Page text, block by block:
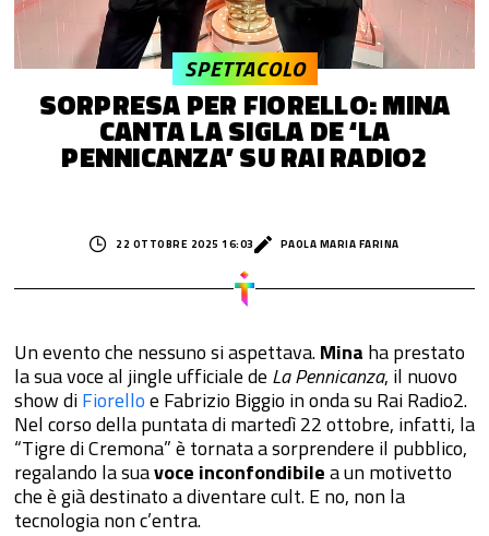
SORPRESA PER FIORELLO: MINA
CANTA LA SIGLA DE ‘LA
PENNICANZA’ SU RAI RADIO2
SPETTACOLO
22 OTTOBRE 2025 16:03 PAOLA MARIA FARINA
Un evento che nessuno si aspettava.Mina ha prestato
la sua voce al jingle ufficiale de La Pennicanza, il nuovo
show diFiorelloe Fabrizio Biggio in onda su Rai Radio2.
Nel corso della puntata di martedì 22 ottobre, infatti, la
“Tigre di Cremona” è tornata a sorprendere il pubblico,
regalando la suavoce inconfondibilea un motivetto
che è già destinato a diventare cult. E no, non la
tecnologia non c’entra.